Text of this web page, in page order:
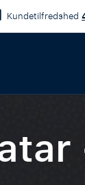
Kundetilfredshed